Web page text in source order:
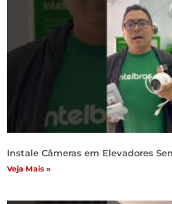
Instale Câmeras em Elevadores
Veja Mais »